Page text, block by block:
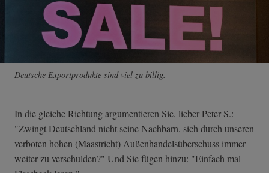
Deutsche Exportprodukte sind viel zu billig.
In die gleiche Richtung argumentieren Sie, lieber Peter S.:
"Zwingt Deutschland nicht seine Nachbarn, sich durch unseren
verboten hohen (Maastricht) Außenhandelsüberschuss immer
weiter zu verschulden?" Und Sie fügen hinzu: "Einfach mal